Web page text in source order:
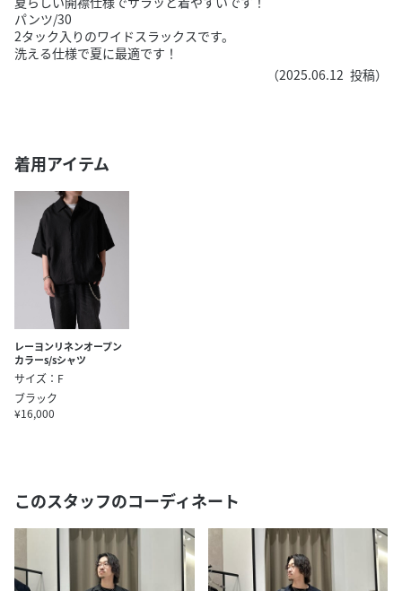
パンツ/30
2タック入りのワイドスラックスです。
洗える仕様で夏に最適です！
（2025.06.12 投稿）
着用アイテム
レーヨンリネンオープン
カラーs/sシャツ
サイズ：F
ブラック
¥16,000
このスタッフのコーディネート